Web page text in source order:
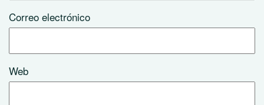
Correo electrónico
Web